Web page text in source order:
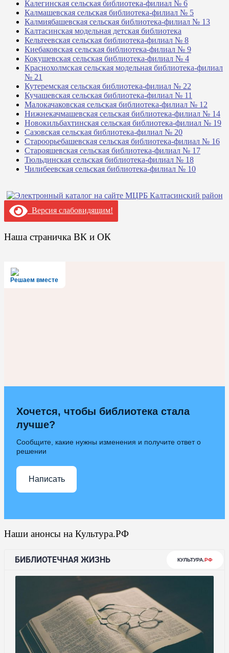
Калегинская сельская библиотека-филиал № 6
Калмашевская сельская библиотека-филиал № 5
Калмиябашевская сельская библиотека-филиал № 13
Калтасинская модельная детская библиотека
Кельтеевская сельская библиотека-филиал № 8
Киебаковская сельская библиотека-филиал № 9
Кокушевская сельская библиотека-филиал № 4
Краснохолмская сельская модельная библиотека-филиал
№ 21
Кутеремская сельская библиотека-филиал № 22
Кучашевская сельская библиотека-филиал № 11
Малокачаковская сельская библиотека-филиал № 12
Нижнекачмашевская сельская библиотека-филиал № 14
Новокильбахтинская сельская библиотека-филиал № 19
Сазовская сельская библиотека-филиал № 20
Староорьебашевская сельская библиотека-филиал № 16
Старояшевская сельская библиотека-филиал № 17
Тюльдинская сельская библиотека-филиал № 18
Чилибеевская сельская библиотека-филиал № 10
Версия слабовидящим!
Наша страничка ВК и ОК
Решаем вместе
Хочется, чтобы библиотека стала
лучше?
Сообщите, какие нужны изменения и получите ответ о
решении
Написать
Наши анонсы на Культура.РФ